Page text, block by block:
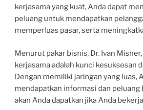
kerjasama yang kuat, Anda dapat
peluang untuk mendapatkan
memperluas pasar, serta
Menurut pakar bisnis, Dr. Ivan Misner,
kerjasama adalah kunci kesuksesan
Dengan memiliki jaringan yang luas,
mendapatkan informasi dan peluang
akan Anda dapatkan jika Anda